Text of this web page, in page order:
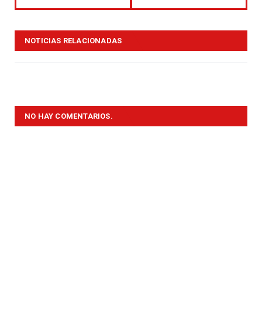
NOTICIAS RELACIONADAS
NO HAY COMENTARIOS.